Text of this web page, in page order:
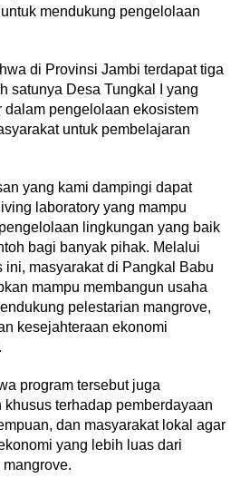
mendukung pengelolaan
di Provinsi Jambi terdapat tiga
satunya Desa Tungkal I yang
dalam pengelolaan ekosistem
untuk pembelajaran
yang kami dampingi dapat
laboratory yang mampu
lingkungan yang baik
bagi banyak pihak. Melalui
ini, masyarakat di Pangkal Babu
mampu membangun usaha
pelestarian mangrove,
kesejahteraan ekonomi
program tersebut juga
terhadap pemberdayaan
dan masyarakat lokal agar
yang lebih luas dari